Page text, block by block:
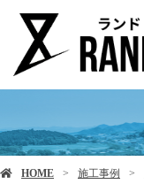
HOME 施工事例